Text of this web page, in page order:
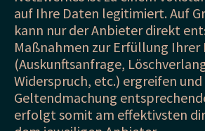
auf Ihre Daten legitimiert. Auf
kann nur der Anbieter direkt
Maßnahmen zur Erfüllung
(Auskunftsanfrage,
Widerspruch, etc.) ergreifen
Geltendmachung
erfolgt somit am effektivsten